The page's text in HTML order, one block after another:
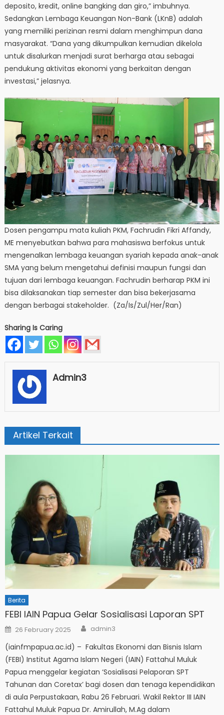
deposito, kredit, online bangking dan giro,” imbuhnya.
Sedangkan Lembaga Keuangan Non-Bank (LKnB) adalah
yang memiliki perizinan resmi dalam menghimpun dana
masyarakat. “Dana yang dikumpulkan kemudian dikelola
untuk disalurkan menjadi surat berharga atau sebagai
pendukung aktivitas ekonomi yang berkaitan dengan
investasi,” jelasnya.
Dosen pengampu mata kuliah PKM, Fachrudin Fikri Affandy,
ME menyebutkan bahwa para mahasiswa berfokus untuk
mengenalkan lembaga keuangan syariah kepada anak-anak
SMA yang belum mengetahui definisi maupun fungsi dan
tujuan dari lembaga keuangan. Fachrudin berharap PKM ini
bisa dilaksanakan tiap semester dan bisa bekerjasama
dengan berbagai stakeholder. (Za/Is/Zul/Her/Ran)
Sharing Is Caring
Admin3
Artikel Terkait
Berita
FEBI IAIN Papua Gelar Sosialisasi Laporan SPT
Posted
on
26 February 2025 Author
admin3
(iainfmpapua.ac.id) – Fakultas Ekonomi dan Bisnis Islam
(FEBI) Institut Agama Islam Negeri (IAIN) Fattahul Muluk
Papua menggelar kegiatan ‘Sosialisasi Pelaporan SPT
Tahunan dan Coretax’ bagi dosen dan tenaga kependidikan
di aula Perpustakaan, Rabu 26 Februari. Wakil Rektor III IAIN
Fattahul Muluk Papua Dr. Amirullah, M.Ag dalam